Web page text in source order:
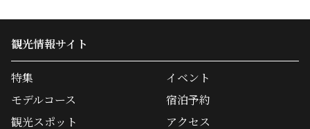
観光情報サイト
特集
モデルコース
観光スポット
イベント
宿泊予約
アクセス